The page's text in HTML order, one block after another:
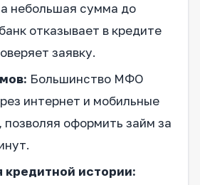
небольшая сумма до
отказывает в кредите
заявку.
Большинство МФО
интернет и мобильные
оформить займ за
кредитной истории: